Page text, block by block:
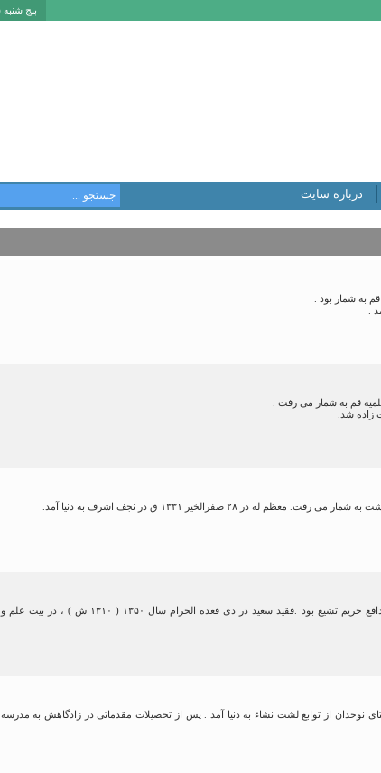
پنج شنبه ۱۵ مرداد ۱۴۰۵ - Thursday 6 Aug 2026
درباره سایت
به شمار بود .
قم به شمار می رفت .
صفرالخیر ۱۳۳۱ ق در نجف اشرف به دنیا آمد.
آقای حاج شیخ محمّد فاضل لنکرانی قدس سره خورشید آسمان فقاهت و بزرگ مدافع حریم تشیع بود .فقید سعید در ذی قعده الحرام سال ۱۳۵۰ ( ۱۳۱۰ ش ) ، در بیت علم و
عسکری گیلانی فرزند شیخ جعفر در سال ۱۳۰۸ ش در روستای نوحدان از توابع لشت نشاء به دنیا آمد . پس از تحصیلات مقدماتی در زادگاهش به مدرسه